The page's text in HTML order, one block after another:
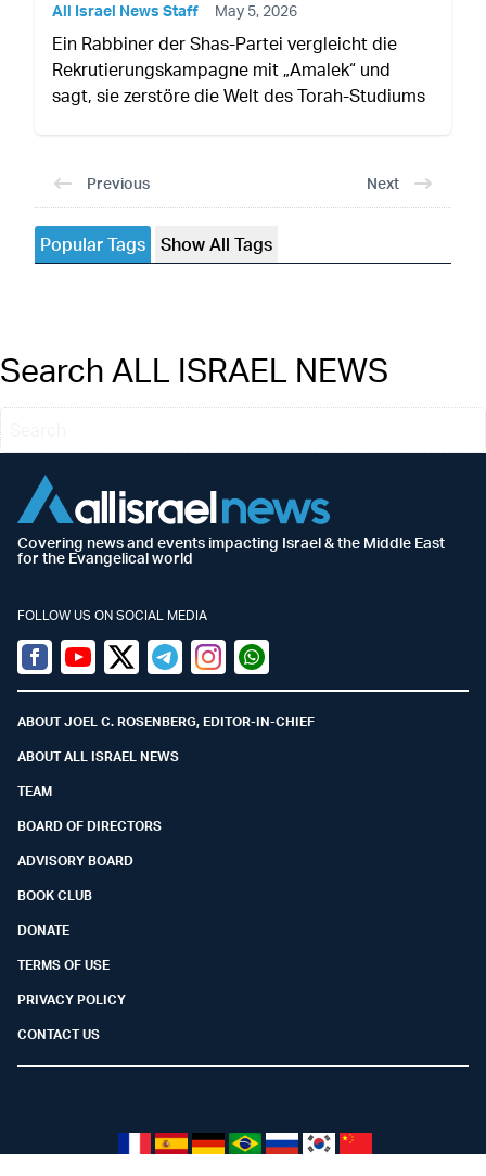
All Israel News Staff May 5, 2026
Ein Rabbiner der Shas-Partei vergleicht die
Rekrutierungskampagne mit „Amalek“ und
sagt, sie zerstöre die Welt des Torah-Studiums
Previous Next
Popular Tags Show All Tags
Search ALL ISRAEL NEWS
Covering news and events impacting Israel & the Middle East
for the Evangelical world
FOLLOW US ON SOCIAL MEDIA
Facebook
YoutubeTwitter (X)
TelegramInstagramWhatsapp
ABOUT JOEL C. ROSENBERG, EDITOR-IN-CHIEF
ABOUT ALL ISRAEL NEWS
TEAM
BOARD OF DIRECTORS
ADVISORY BOARD
BOOK CLUB
DONATE
TERMS OF USE
PRIVACY POLICY
CONTACT US